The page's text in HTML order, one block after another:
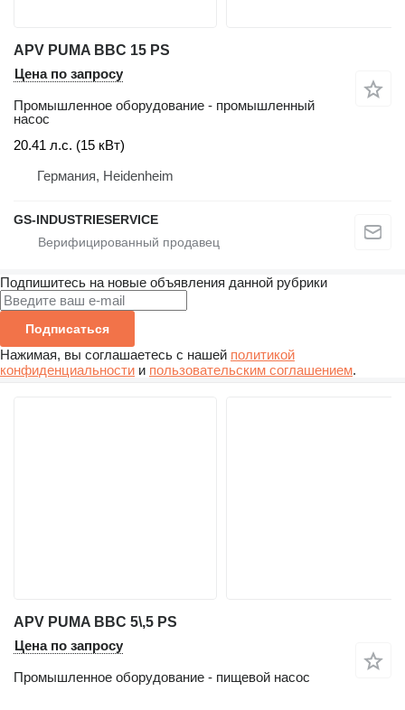
APV PUMA BBC 15 PS
Цена по запросу
Промышленное оборудование - промышленный
насос
20.41 л.с. (15 кВт)
Германия, Heidenheim
GS-INDUSTRIESERVICE
Подпишитесь на новые объявления данной рубрики
Подписаться
Нажимая, вы соглашаетесь с нашей политикой
конфиденциальности и пользовательским соглашением.
APV PUMA BBC 5\,5 PS
Цена по запросу
Промышленное оборудование - пищевой насос